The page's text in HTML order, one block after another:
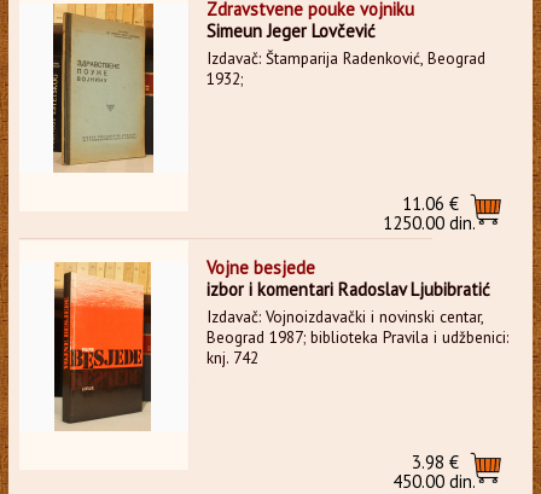
Zdravstvene pouke vojniku
Simeun Jeger Lovčević
Izdavač: Štamparija Radenković, Beograd
1932;
11.06 €
1250.00 din.
Vojne besjede
izbor i komentari Radoslav Ljubibratić
Izdavač: Vojnoizdavački i novinski centar,
Beograd 1987; biblioteka Pravila i udžbenici:
knj. 742
3.98 €
450.00 din.